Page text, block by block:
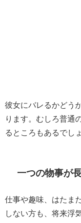
彼女にバレるかどう
ります。むしろ普通
るところもあるでしょ
一つの物事が
仕事や趣味、はたま
しない方も、将来浮